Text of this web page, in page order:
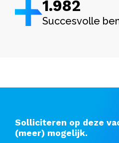
1.982
Succesvolle
Solliciteren op deze
(meer) mogelijk.